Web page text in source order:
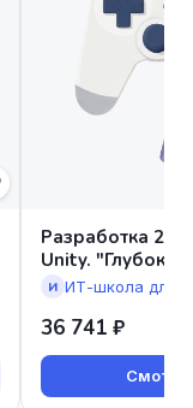
Разработка 2D-
Unity.
И
36 741 ₽